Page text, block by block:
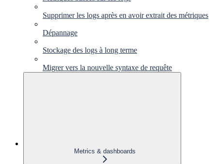
Supprimer les logs après en avoir extrait des métriques
Dépannage
Stockage des logs à long terme
Migrer vers la nouvelle syntaxe de requête
Metrics & dashboards